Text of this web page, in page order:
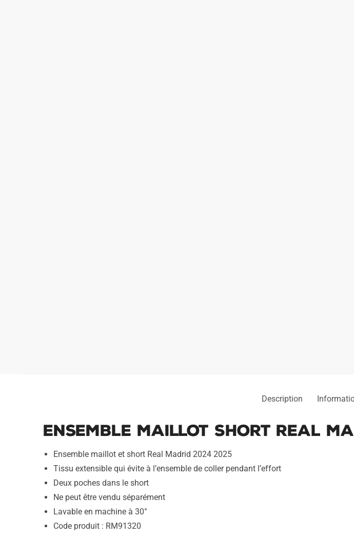
Description
Ensemble Maillot Short Real
Ensemble maillot et short Real Madrid 2024 2025
Tissu extensible qui évite à l’ensemble de coller pendant l’effort
Deux poches dans le short
Ne peut être vendu séparément
Lavable en machine à 30°
Code produit : RM91320